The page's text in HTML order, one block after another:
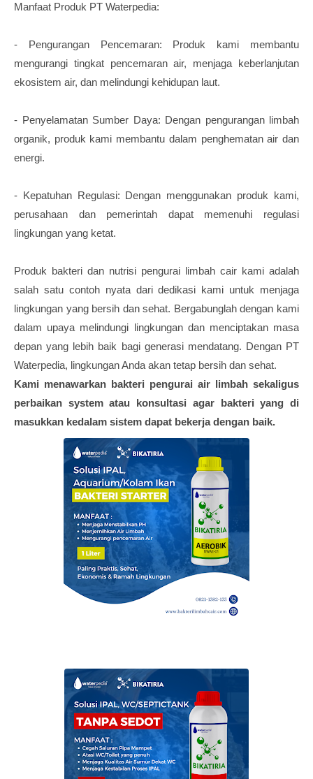
Manfaat Produk PT Waterpedia:
- Pengurangan Pencemaran: Produk kami membantu
mengurangi tingkat pencemaran air, menjaga keberlanjutan
ekosistem air, dan melindungi kehidupan laut.
- Penyelamatan Sumber Daya: Dengan pengurangan limbah
organik, produk kami membantu dalam penghematan air dan
energi.
- Kepatuhan Regulasi: Dengan menggunakan produk kami,
perusahaan dan pemerintah dapat memenuhi regulasi
lingkungan yang ketat.
Produk bakteri dan nutrisi pengurai limbah cair kami adalah
salah satu contoh nyata dari dedikasi kami untuk menjaga
lingkungan yang bersih dan sehat. Bergabunglah dengan kami
dalam upaya melindungi lingkungan dan menciptakan masa
depan yang lebih baik bagi generasi mendatang. Dengan PT
Waterpedia, lingkungan Anda akan tetap bersih dan sehat.
Kami menawarkan bakteri pengurai air limbah sekaligus
perbaikan system atau konsultasi agar bakteri yang di
masukkan kedalam sistem dapat bekerja dengan baik.